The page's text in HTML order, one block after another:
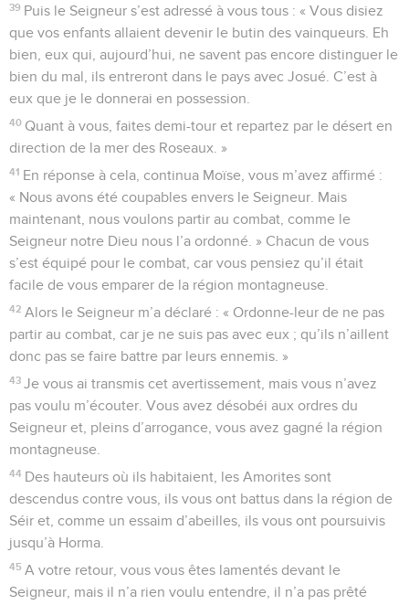
39 Puis le Seigneur s’est adressé à vous tous : « Vous disiez
que vos enfants allaient devenir le butin des vainqueurs. Eh
bien, eux qui, aujourd’hui, ne savent pas encore distinguer le
bien du mal, ils entreront dans le pays avec Josué. C’est à
eux que je le donnerai en possession.
40 Quant à vous, faites demi-tour et repartez par le désert en
direction de la mer des Roseaux. »
41 En réponse à cela, continua Moïse, vous m’avez affirmé :
« Nous avons été coupables envers le Seigneur. Mais
maintenant, nous voulons partir au combat, comme le
Seigneur notre Dieu nous l’a ordonné. » Chacun de vous
s’est équipé pour le combat, car vous pensiez qu’il était
facile de vous emparer de la région montagneuse.
42 Alors le Seigneur m’a déclaré : « Ordonne-leur de ne pas
partir au combat, car je ne suis pas avec eux ; qu’ils n’aillent
donc pas se faire battre par leurs ennemis. »
43 Je vous ai transmis cet avertissement, mais vous n’avez
pas voulu m’écouter. Vous avez désobéi aux ordres du
Seigneur et, pleins d’arrogance, vous avez gagné la région
montagneuse.
44 Des hauteurs où ils habitaient, les Amorites sont
descendus contre vous, ils vous ont battus dans la région de
Séir et, comme un essaim d’abeilles, ils vous ont poursuivis
jusqu’à Horma.
45 A votre retour, vous vous êtes lamentés devant le
Seigneur, mais il n’a rien voulu entendre, il n’a pas prêté